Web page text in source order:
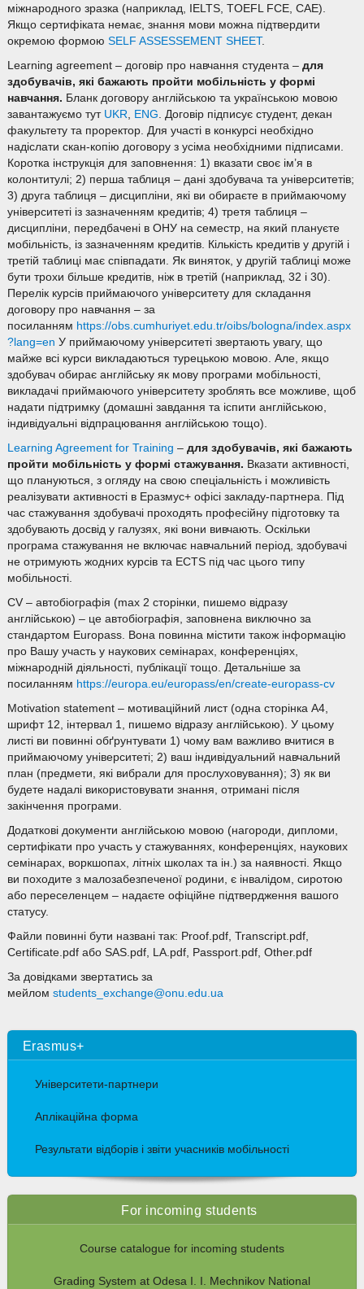
міжнародного зразка (наприклад, IELTS, TOEFL FCE, CAE).
Якщо сертифіката немає, знання мови можна підтвердити
окремою формою SELF ASSESSEMENT SHEET.
Learning agreement – договір про навчання студента – для
здобувачів, які бажають пройти мобільність у формі
навчання. Бланк договору англійською та українською мовою
завантажуємо тут UKR, ENG. Договір підписує студент, декан
факультету та проректор. Для участі в конкурсі необхідно
надіслати скан-копію договору з усіма необхідними підписами.
Коротка інструкція для заповнення: 1) вказати своє ім’я в
колонтитулі; 2) перша таблиця – дані здобувача та університетів;
3) друга таблиця – дисципліни, які ви обираєте в приймаючому
університеті із зазначенням кредитів; 4) третя таблиця –
дисципліни, передбачені в ОНУ на семестр, на який плануєте
мобільність, із зазначенням кредитів. Кількість кредитів у другій і
третій таблиці має співпадати. Як виняток, у другій таблиці може
бути трохи більше кредитів, ніж в третій (наприклад, 32 і 30).
Перелік курсів приймаючого університету для складання
договору про навчання – за
посиланням https://obs.cumhuriyet.edu.tr/oibs/bologna/index.aspx
?lang=en У приймаючому університеті звертають увагу, що
майже всі курси викладаються турецькою мовою. Але, якщо
здобувач обирає англійську як мову програми мобільності,
викладачі приймаючого університету зроблять все можливе, щоб
надати підтримку (домашні завдання та іспити англійською,
індивідуальні відпрацювання англійською тощо).
Learning Agreement for Training – для здобувачів, які бажають
пройти мобільність у формі стажування. Вказати активності,
що плануються, з огляду на свою спеціальність і можливість
реалізувати активності в Еразмус+ офісі закладу-партнера. Під
час стажування здобувачі проходять професійну підготовку та
здобувають досвід у галузях, які вони вивчають. Оскільки
програма стажування не включає навчальний період, здобувачі
не отримують жодних курсів та ECTS під час цього типу
мобільності.
CV – автобіографія (max 2 сторінки, пишемо відразу
англійською) – це автобіографія, заповнена виключно за
стандартом Europass. Вона повинна містити також інформацію
про Вашу участь у наукових семінарах, конференціях,
міжнародній діяльності, публікації тощо. Детальніше за
посиланням https://europa.eu/europass/en/create-europass-cv
Motivation statement – мотиваційний лист (одна сторінка А4,
шрифт 12, інтервал 1, пишемо відразу англійською). У цьому
листі ви повинні обґрунтувати 1) чому вам важливо вчитися в
приймаючому університеті; 2) ваш індивідуальний навчальний
план (предмети, які вибрали для прослуховування); 3) як ви
будете надалі використовувати знання, отримані після
закінчення програми.
Додаткові документи англійською мовою (нагороди, дипломи,
сертифікати про участь у стажуваннях, конференціях, наукових
семінарах, воркшопах, літніх школах та ін.) за наявності. Якщо
ви походите з малозабезпеченої родини, є інвалідом, сиротою
або переселенцем – надаєте офіційне підтвердження вашого
статусу.
Файли повинні бути названі так: Proof.pdf, Transcript.pdf,
Certificate.pdf або SAS.pdf, LA.pdf, Passport.pdf, Other.pdf
За довідками звертатись за
мейлом students_exchange@onu.edu.ua
Erasmus+
Університети-партнери
Аплікаційна форма
Результати відборів і звіти учасників мобільності
For incoming students
Course catalogue for incoming students
Grading System at Odesa I. I. Mechnikov National